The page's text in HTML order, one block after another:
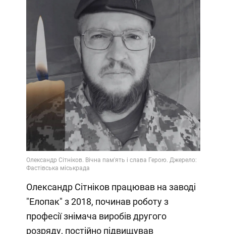
Олександр Сітніков працював на заводі
"Елопак" з 2018, починав роботу з
професії знімача виробів другого
розряду, постійно підвищував